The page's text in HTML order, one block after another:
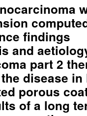
findings
and
part 2
disease in
porous
of a long